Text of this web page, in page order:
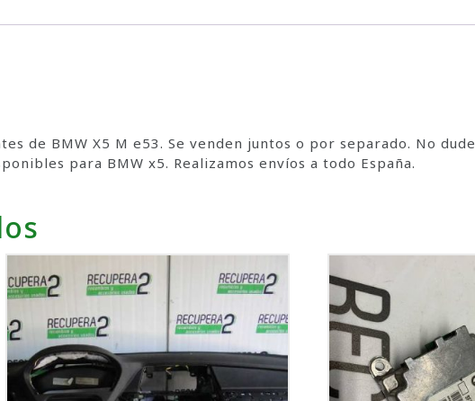
de BMW X5 M e53. Se venden juntos o por separado. No
para BMW x5. Realizamos envíos a todo España.